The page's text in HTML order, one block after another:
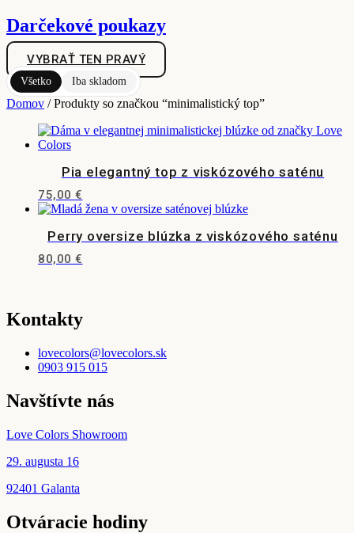
Darčekové poukazy
VYBRAŤ TEN PRAVÝ
Všetko Iba skladom
Domov / Produkty so značkou “minimalistický top”
Pia elegantný top z viskózového saténu
75,00 €
Tento
má
variantov.
vybrať
stránke
produktu.
Perry oversize blúzka z viskózového saténu
80,00 €
viacero
variantov.
si
môžete
na
produktu.
Kontakty
lovecolors@lovecolors.sk
0903 915 015
Navštívte nás
Love Colors Showroom
29. augusta 16
92401 Galanta
Otváracie hodiny